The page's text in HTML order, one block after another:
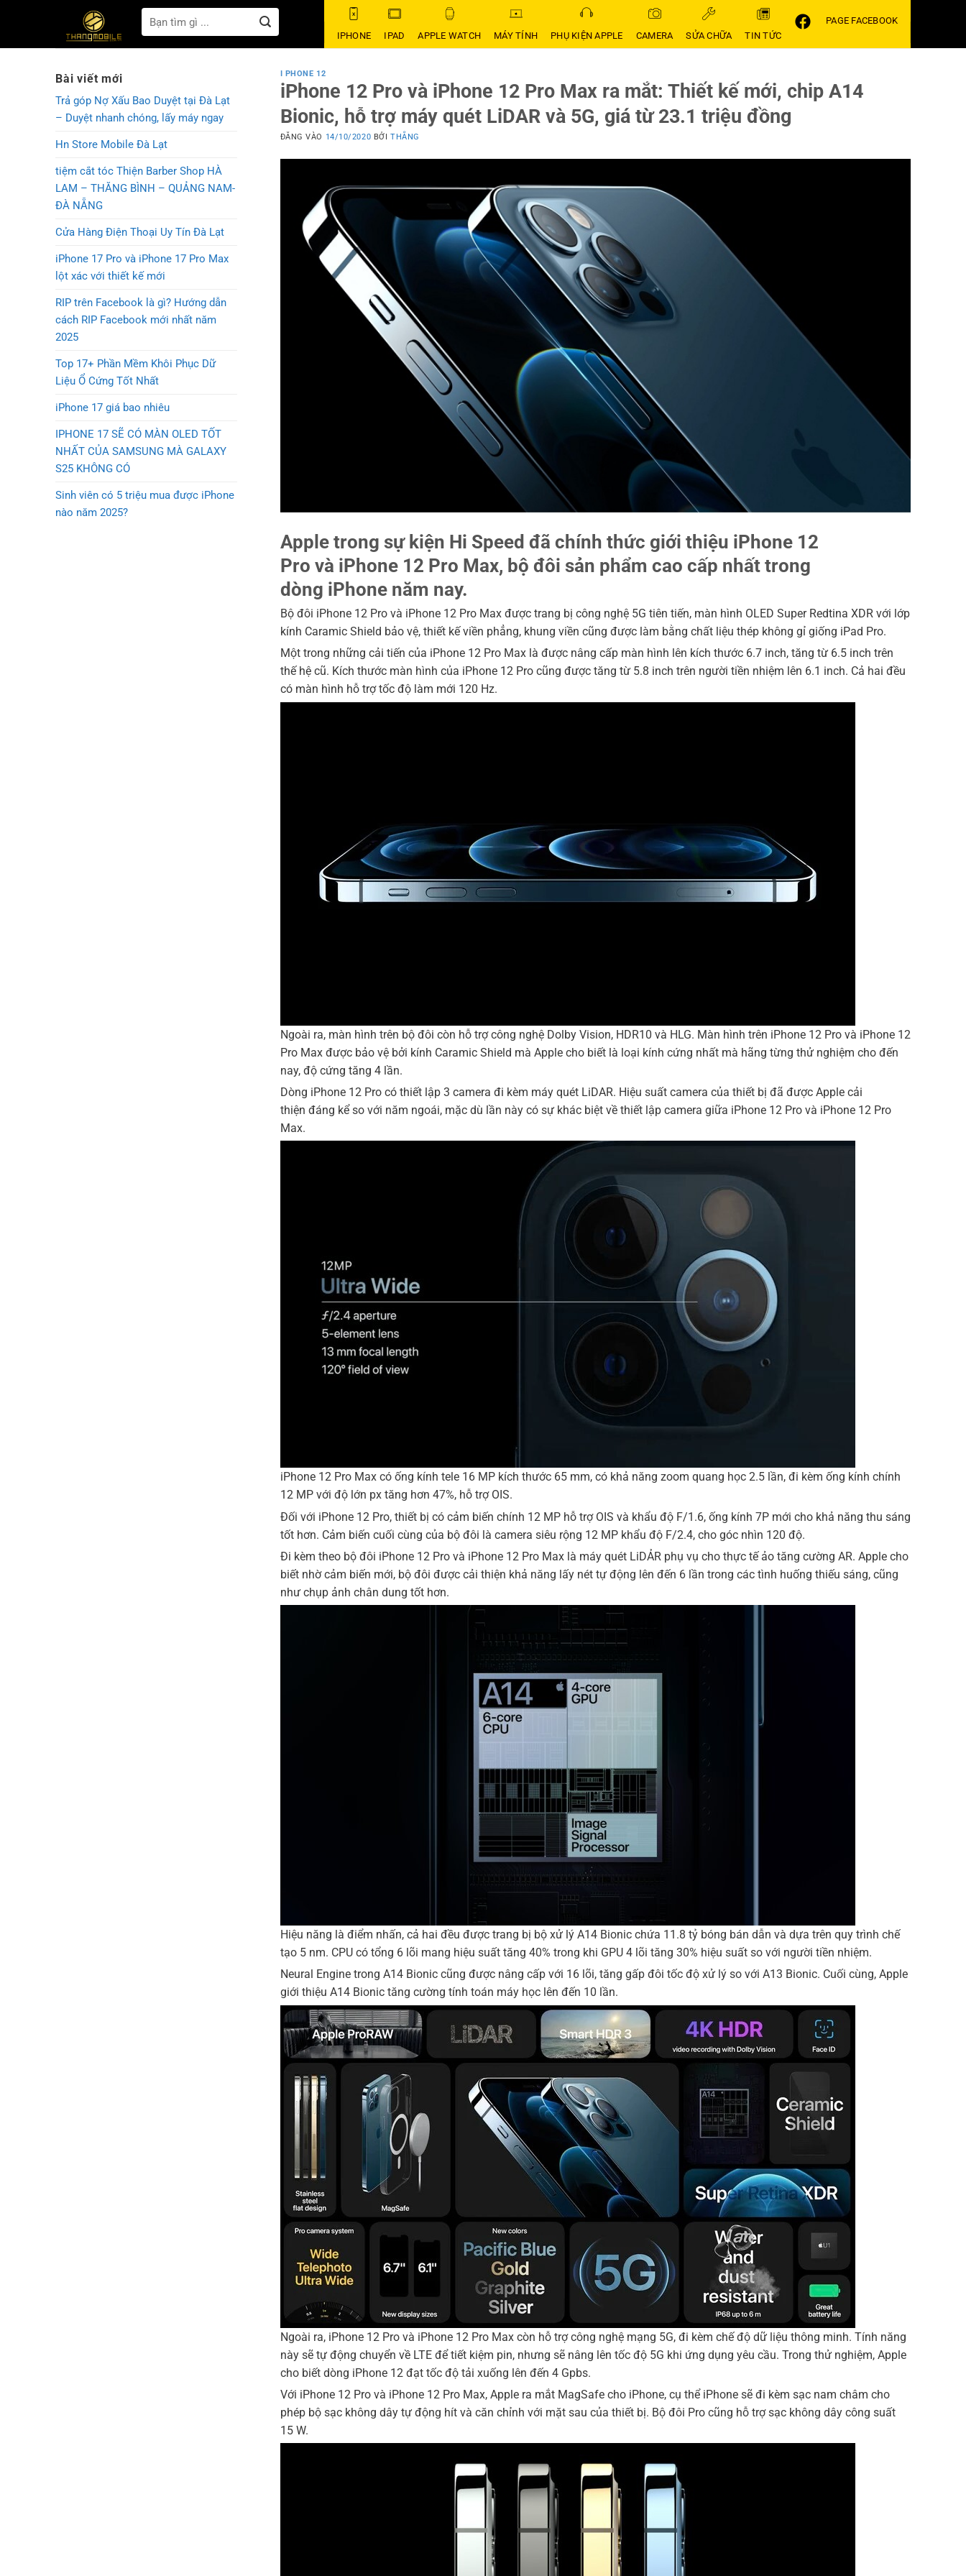
kiếm:
IPHONE IPAD APPLE WATCH MÁY TÍNH PHỤ KIỆN APPLE CAMERA SỬA CHỮA TIN TỨC
PAGE FACEBOOK
Bài viết mới
Trả góp Nợ Xấu Bao Duyệt tại Đà Lạt
– Duyệt nhanh chóng, lấy máy ngay
Hn Store Mobile Đà Lạt
tiệm cắt tóc Thiện Barber Shop HÀ
LAM – THĂNG BÌNH – QUẢNG NAM-
ĐÀ NẴNG
Cửa Hàng Điện Thoại Uy Tín Đà Lạt
iPhone 17 Pro và iPhone 17 Pro Max
lột xác với thiết kế mới
RIP trên Facebook là gì? Hướng dẫn
cách RIP Facebook mới nhất năm
2025
Top 17+ Phần Mềm Khôi Phục Dữ
Liệu Ổ Cứng Tốt Nhất
iPhone 17 giá bao nhiêu
IPHONE 17 SẼ CÓ MÀN OLED TỐT
NHẤT CỦA SAMSUNG MÀ GALAXY
S25 KHÔNG CÓ
Sinh viên có 5 triệu mua được iPhone
nào năm 2025?
I PHONE 12
iPhone 12 Pro và iPhone 12 Pro Max ra mắt: Thiết kế mới, chip A14
Bionic, hỗ trợ máy quét LiDAR và 5G, giá từ 23.1 triệu đồng
ĐĂNG VÀO 14/10/2020 BỞI THẮNG
Apple trong sự kiện Hi Speed đã chính thức giới thiệu iPhone 12
Pro và iPhone 12 Pro Max, bộ đôi sản phẩm cao cấp nhất trong
dòng iPhone năm nay.
Bộ đôi iPhone 12 Pro và iPhone 12 Pro Max được trang bị công nghệ 5G tiên tiến, màn hình OLED Super Redtina XDR với lớp
kính Caramic Shield bảo vệ, thiết kế viền phẳng, khung viền cũng được làm bằng chất liệu thép không gỉ giống iPad Pro.
Một trong những cải tiến của iPhone 12 Pro Max là được nâng cấp màn hình lên kích thước 6.7 inch, tăng từ 6.5 inch trên
thế hệ cũ. Kích thước màn hình của iPhone 12 Pro cũng được tăng từ 5.8 inch trên người tiền nhiệm lên 6.1 inch. Cả hai đều
có màn hình hỗ trợ tốc độ làm mới 120 Hz.
Ngoài ra, màn hình trên bộ đôi còn hỗ trợ công nghệ Dolby Vision, HDR10 và HLG. Màn hình trên iPhone 12 Pro và iPhone 12
Pro Max được bảo vệ bởi kính Caramic Shield mà Apple cho biết là loại kính cứng nhất mà hãng từng thử nghiệm cho đến
nay, độ cứng tăng 4 lần.
Dòng iPhone 12 Pro có thiết lập 3 camera đi kèm máy quét LiDAR. Hiệu suất camera của thiết bị đã được Apple cải
thiện đáng kể so với năm ngoái, mặc dù lần này có sự khác biệt về thiết lập camera giữa iPhone 12 Pro và iPhone 12 Pro
Max.
iPhone 12 Pro Max có ống kính tele 16 MP kích thước 65 mm, có khả năng zoom quang học 2.5 lần, đi kèm ống kính chính
12 MP với độ lớn px tăng hơn 47%, hỗ trợ OIS.
Đối với iPhone 12 Pro, thiết bị có cảm biến chính 12 MP hỗ trợ OIS và khẩu độ F/1.6, ống kính 7P mới cho khả năng thu sáng
tốt hơn. Cảm biến cuối cùng của bộ đôi là camera siêu rộng 12 MP khẩu độ F/2.4, cho góc nhìn 120 độ.
Đi kèm theo bộ đôi iPhone 12 Pro và iPhone 12 Pro Max là máy quét LiDẢR phụ vụ cho thực tế ảo tăng cường AR. Apple cho
biết nhờ cảm biến mới, bộ đôi được cải thiện khả năng lấy nét tự động lên đến 6 lần trong các tình huống thiếu sáng, cũng
như chụp ảnh chân dung tốt hơn.
Hiệu năng là điểm nhấn, cả hai đều được trang bị bộ xử lý A14 Bionic chứa 11.8 tỷ bóng bán dẫn và dựa trên quy trình chế
tạo 5 nm. CPU có tổng 6 lõi mang hiệu suất tăng 40% trong khi GPU 4 lõi tăng 30% hiệu suất so với người tiền nhiệm.
Neural Engine trong A14 Bionic cũng được nâng cấp với 16 lõi, tăng gấp đôi tốc độ xử lý so với A13 Bionic. Cuối cùng, Apple
giới thiệu A14 Bionic tăng cường tính toán máy học lên đến 10 lần.
Ngoài ra, iPhone 12 Pro và iPhone 12 Pro Max còn hỗ trợ công nghệ mạng 5G, đi kèm chế độ dữ liệu thông minh. Tính năng
này sẽ tự động chuyển về LTE để tiết kiệm pin, nhưng sẽ nâng lên tốc độ 5G khi ứng dụng yêu cầu. Trong thử nghiệm, Apple
cho biết dòng iPhone 12 đạt tốc độ tải xuống lên đến 4 Gpbs.
Với iPhone 12 Pro và iPhone 12 Pro Max, Apple ra mắt MagSafe cho iPhone, cụ thể iPhone sẽ đi kèm sạc nam châm cho
phép bộ sạc không dây tự động hít và căn chỉnh với mặt sau của thiết bị. Bộ đôi Pro cũng hỗ trợ sạc không dây công suất
15 W.